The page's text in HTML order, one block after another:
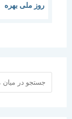
روز ملی بهره